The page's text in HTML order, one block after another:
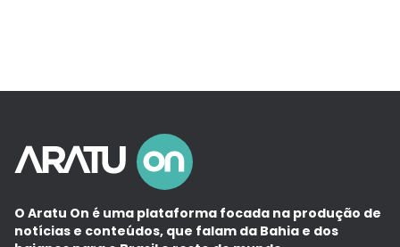
O Aratu On é uma plataforma focada na produção de
notícias e conteúdos, que falam da Bahia e dos